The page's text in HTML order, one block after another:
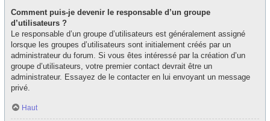
Comment puis-je devenir le responsable d’un groupe
d’utilisateurs ?
Le responsable d’un groupe d’utilisateurs est généralement assigné
lorsque les groupes d’utilisateurs sont initialement créés par un
administrateur du forum. Si vous êtes intéressé par la création d’un
groupe d’utilisateurs, votre premier contact devrait être un
administrateur. Essayez de le contacter en lui envoyant un message
privé.
Haut